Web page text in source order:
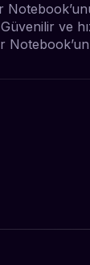
ve